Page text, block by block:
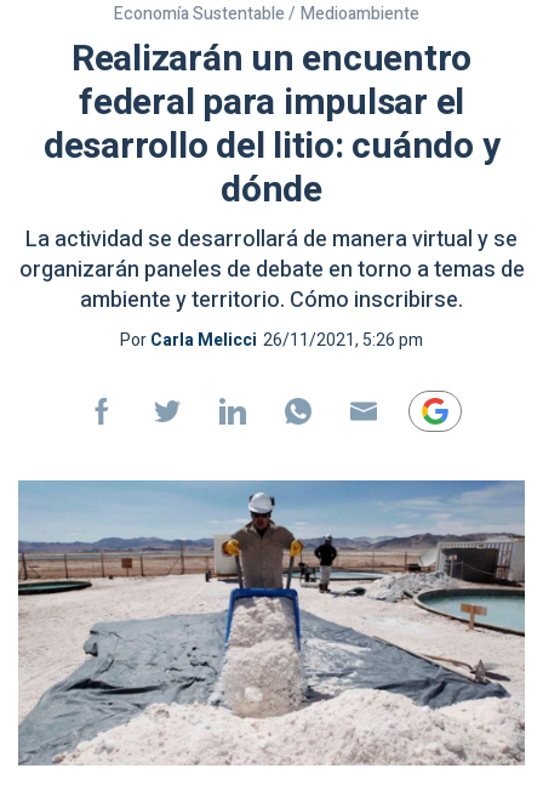
Economía Sustentable / Medioambiente
Realizarán un encuentro
federal para impulsar el
desarrollo del litio: cuándo y
dónde
La actividad se desarrollará de manera virtual y se
organizarán paneles de debate en torno a temas de
ambiente y territorio. Cómo inscribirse.
PorCarla Melicci 26/11/2021, 5:26 pm